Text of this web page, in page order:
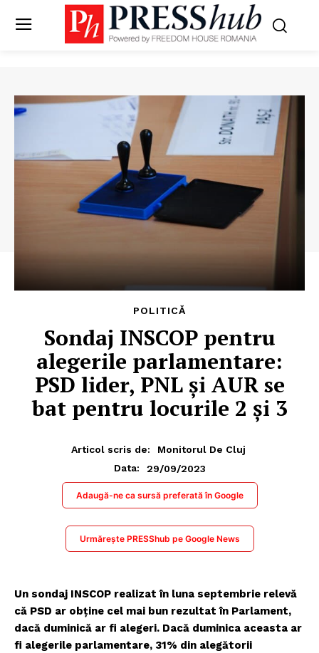
POLITICĂ
Sondaj INSCOP pentru
alegerile parlamentare:
PSD lider, PNL și AUR se
bat pentru locurile 2 și 3
Articol scris de:
Monitorul De Cluj
Data:
29/09/2023
Adaugă-ne ca sursă preferată în Google
Urmărește PRESShub pe Google News
Un sondaj INSCOP realizat în luna septembrie relevă
că PSD ar obține cel mai bun rezultat în Parlament,
dacă duminică ar fi alegeri. Dacă duminica aceasta ar
fi alegerile parlamentare, 31% din alegătorii